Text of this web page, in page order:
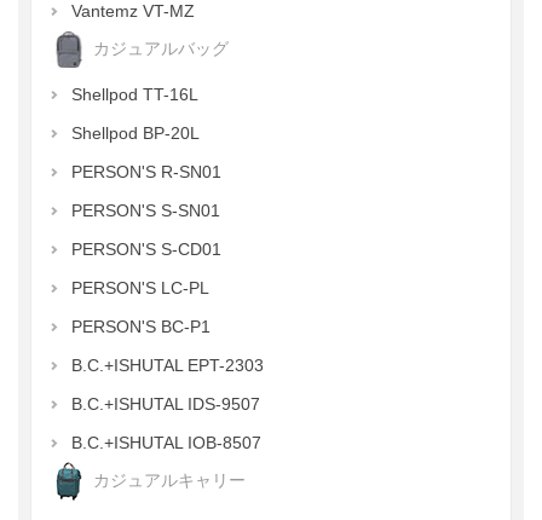
Vantemz VT-MZ
カジュアルバッグ
Shellpod TT-16L
Shellpod BP-20L
PERSON'S R-SN01
PERSON'S S-SN01
PERSON'S S-CD01
PERSON'S LC-PL
PERSON'S BC-P1
B.C.+ISHUTAL EPT-2303
B.C.+ISHUTAL IDS-9507
B.C.+ISHUTAL IOB-8507
カジュアルキャリー